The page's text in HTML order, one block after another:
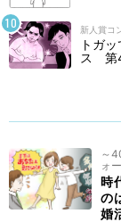
新人賞コ
トガ
ス 第4
～
ォ
時
の
婚